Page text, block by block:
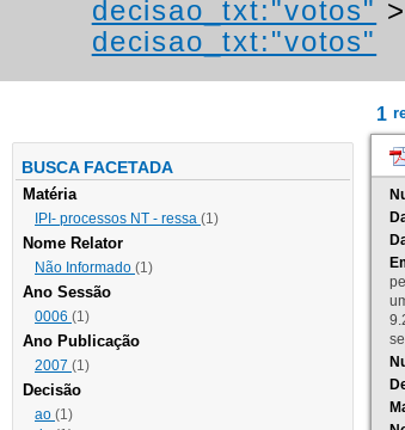
decisao_txt:"votos" >
decisao_txt:"votos"
BUSCA FACETADA
Matéria
IPI- processos NT - ressa (1)
Nome Relator
Não Informado (1)
Ano Sessão
0006 (1)
Ano Publicação
2007 (1)
Decisão
ao (1)
1